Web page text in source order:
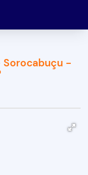
Sorocabuçu -